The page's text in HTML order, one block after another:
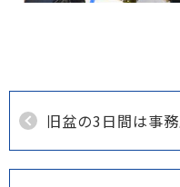
旧盆の3日間は事